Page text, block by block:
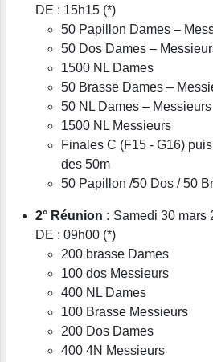
DE : 15h15 (*)
50 Papillon Dames –
50 Dos Dames –
1500 NL Dames
50 Brasse Dames –
50 NL Dames – Messieurs
1500 NL Messieurs
Finales C (F15 - G16)
des 50m
50 Papillon /50 Dos / 50
2° Réunion : Samedi 30 mars
DE : 09h00 (*)
200 brasse Dames
100 dos Messieurs
400 NL Dames
100 Brasse Messieurs
200 Dos Dames
400 4N Messieurs